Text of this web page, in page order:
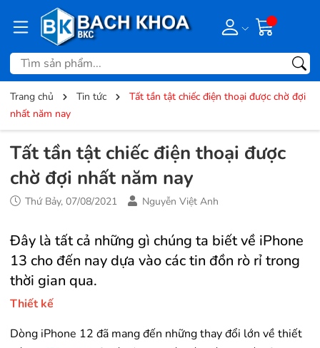
Trang chủ Tin tức
Tất tần tật chiếc điện thoại được chờ đợi
nhất năm nay
Tất tần tật chiếc điện thoại được
chờ đợi nhất năm nay
Thứ Bảy, 07/08/2021 Nguyễn Việt Anh
Đây là tất cả những gì chúng ta biết về iPhone
13 cho đến nay dựa vào các tin đồn rò rỉ trong
thời gian qua.
Thiết kế
Dòng iPhone 12 đã mang đến những thay đổi lớn về thiết